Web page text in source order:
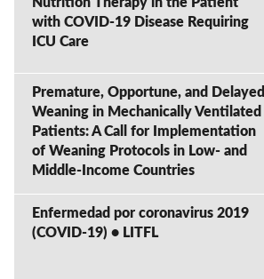
Nutrition Therapy in the Patient
with COVID-19 Disease Requiring
ICU Care
Premature, Opportune, and Delayed
Weaning in Mechanically Ventilated
Patients: A Call for Implementation
of Weaning Protocols in Low- and
Middle-Income Countries
Enfermedad por coronavirus 2019
(COVID-19) • LITFL